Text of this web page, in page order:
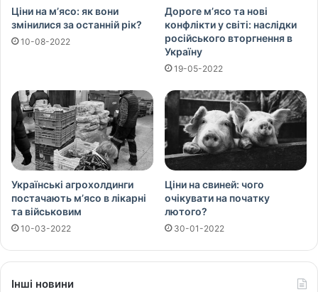
Ціни на м’ясо: як вони
змінилися за останній рік?
10-08-2022
Дороге м’ясо та нові
конфлікти у світі: наслідки
російського вторгнення в
Україну
19-05-2022
Українські агрохолдинги
постачають м’ясо в лікарні
та військовим
10-03-2022
Ціни на свиней: чого
очікувати на початку
лютого?
30-01-2022
Інші новини